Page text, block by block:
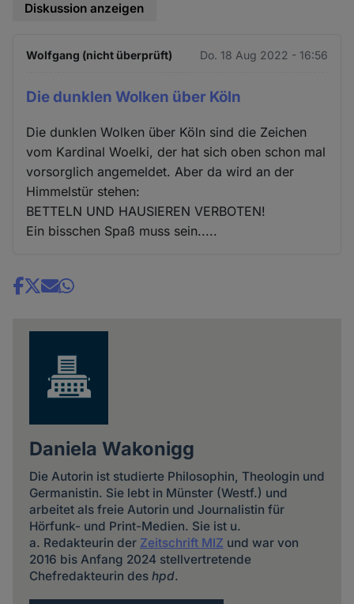
Diskussion anzeigen
Wolfgang (nicht überprüft) Do. 18 Aug 2022 - 16:56
Die dunklen Wolken über Köln
Die dunklen Wolken über Köln sind die Zeichen
vom Kardinal Woelki, der hat sich oben schon mal
vorsorglich angemeldet. Aber da wird an der
Himmelstür stehen:
BETTELN UND HAUSIEREN VERBOTEN!
Ein bisschen Spaß muss sein.....
Share
Daniela Wakonigg
Die Autorin ist studierte Philosophin, Theologin und
Germanistin. Sie lebt in Münster (Westf.) und
arbeitet als freie Autorin und Journalistin für
Hörfunk- und Print-Medien. Sie ist u.
a. Redakteurin der Zeitschrift MIZ und war von
2016 bis Anfang 2024 stellvertretende
Chefredakteurin des hpd.